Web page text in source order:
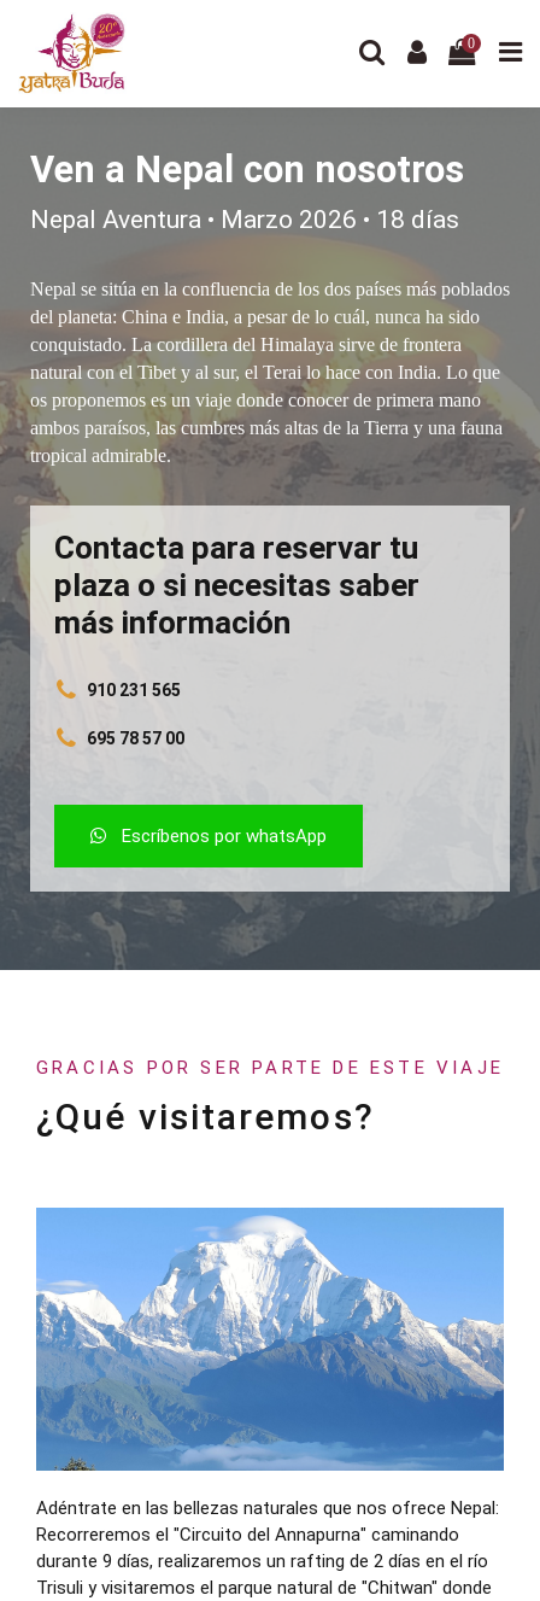
0
Ven a Nepal con nosotros
Nepal Aventura • Marzo 2026 • 18 días
Nepal se sitúa en la confluencia de los dos países más poblados
del planeta: China e India, a pesar de lo cuál, nunca ha sido
conquistado. La cordillera del Himalaya sirve de frontera
natural con el Tibet y al sur, el Terai lo hace con India. Lo que
os proponemos es un viaje donde conocer de primera mano
ambos paraísos, las cumbres más altas de la Tierra y una fauna
tropical admirable.
Contacta para reservar tu
plaza o si necesitas saber
más información
910 231 565
695 78 57 00
Escríbenos por whatsApp
GRACIAS POR SER PARTE DE ESTE VIAJE
¿Qué visitaremos?
Adéntrate en las bellezas naturales que nos ofrece Nepal:
Recorreremos el "Circuito del Annapurna" caminando
durante 9 días, realizaremos un rafting de 2 días en el río
Trisuli y visitaremos el parque natural de "Chitwan" donde